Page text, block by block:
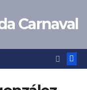
Carnaval